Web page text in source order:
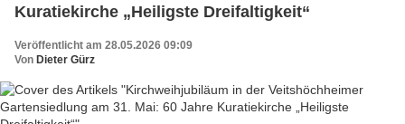
Kuratiekirche „Heiligste Dreifaltigkeit“
Veröffentlicht am 28.05.2026 09:09
Von Dieter Gürz